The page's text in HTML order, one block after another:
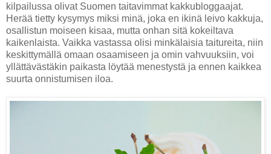
kilpailussa olivat Suomen taitavimmat kakkubloggaajat.
Herää tietty kysymys miksi minä, joka en ikinä leivo kakkuja,
osallistun moiseen kisaa, mutta onhan sitä kokeiltava
kaikenlaista. Vaikka vastassa olisi minkälaisia taitureita, niin
keskittymällä omaan osaamiseen ja omin vahvuuksiin, voi
yllättävästäkin paikasta löytää menestystä ja ennen kaikkea
suurta onnistumisen iloa.